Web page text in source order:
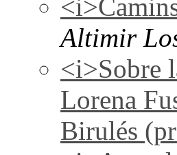
Altimir
<i>Sobre
Lorena
Birulés